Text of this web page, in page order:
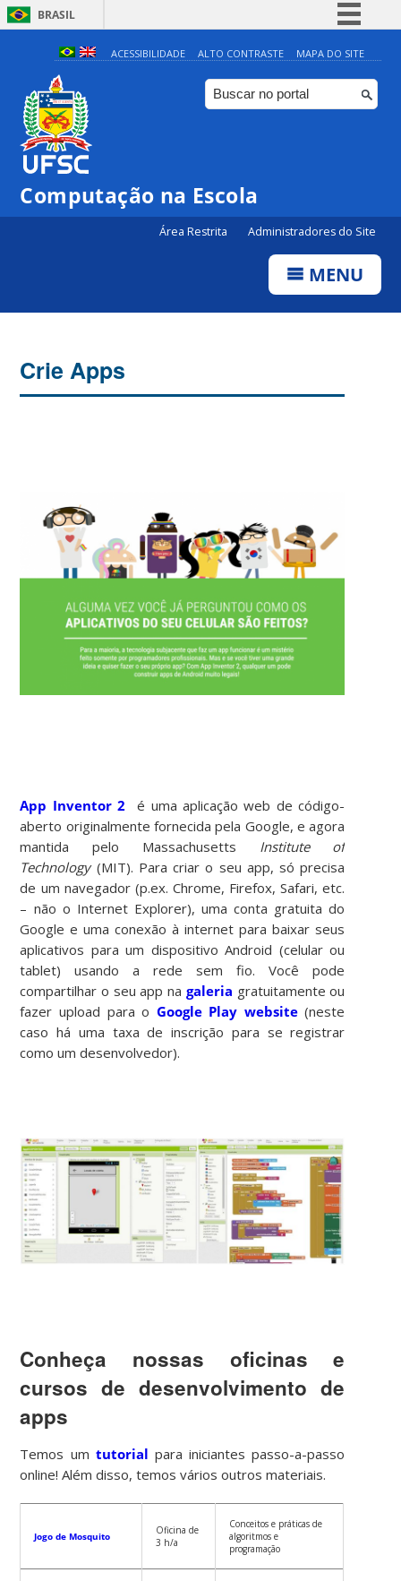
BRASIL
Simplifique!
Comunica BR
Participe
ACESSIBILIDADE ALTO CONTRASTE MAPA DO SITE
Computação na Escola
Área Restrita Administradores do Site
MENU
Crie Apps
App Inventor 2
é uma aplicação web de código-
aberto originalmente fornecida pela Google, e agora
mantida pelo Massachusetts Institute of
Technology(MIT). Para criar o seu app, só precisa
de um navegador (p.ex. Chrome, Firefox, Safari, etc.
– não o Internet Explorer), uma conta gratuita do
Google e uma conexão à internet para baixar seus
aplicativos para um dispositivo Android (celular ou
tablet) usando a rede sem fio. Você pode
compartilhar o seu app na galeria gratuitamente ou
fazer upload para o Google Play website(neste
caso há uma taxa de inscrição para se registrar
como um desenvolvedor).
Conheça nossas oficinas e
cursos de desenvolvimento de
apps
Temos um tutorial para iniciantes passo-a-passo
online! Além disso, temos vários outros materiais.
Jogo de Mosquito
Oficina de
3 h/a
Conceitos e práticas de
algoritmos e
programação